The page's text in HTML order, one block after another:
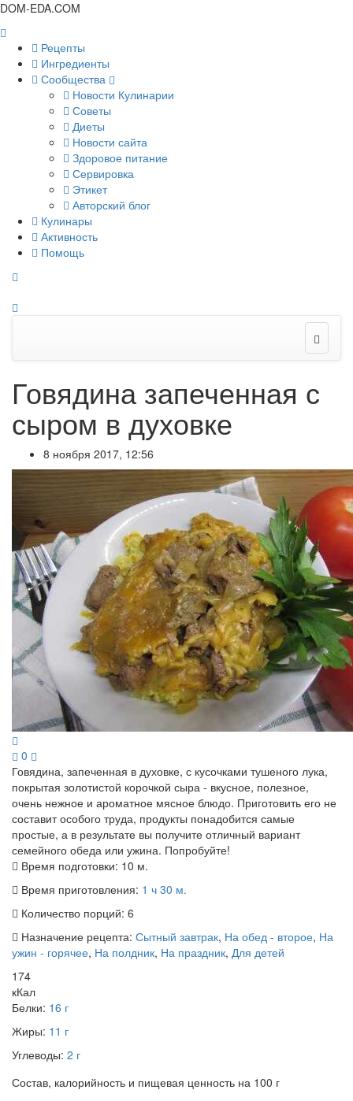
DOM-EDA.COM
Рецепты
Ингредиенты
Сообщества
Новости Кулинарии
Советы
Диеты
Новости сайта
Здоровое питание
Сервировка
Этикет
Авторский блог
Кулинары
Активность
Помощь
Говядина запеченная с
сыром в духовке
8 ноября 2017, 12:56
0
Говядина, запеченная в духовке, с кусочками тушеного лука,
покрытая золотистой корочкой сыра - вкусное, полезное,
очень нежное и ароматное мясное блюдо. Приготовить его не
составит особого труда, продукты понадобится самые
простые, а в результате вы получите отличный вариант
семейного обеда или ужина. Попробуйте!
Время подготовки: 10 м.
Время приготовления: 1 ч 30 м.
Количество порций: 6
Назначение рецепта: Сытный завтрак, На обед - второе, На
ужин - горячее, На полдник, На праздник, Для детей
174
кКал
Белки: 16 г
Жиры: 11 г
Углеводы: 2 г
Состав, калорийность и пищевая ценность на 100 г